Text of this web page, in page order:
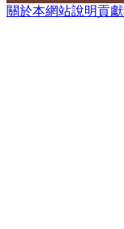
關於本網站說明貢獻